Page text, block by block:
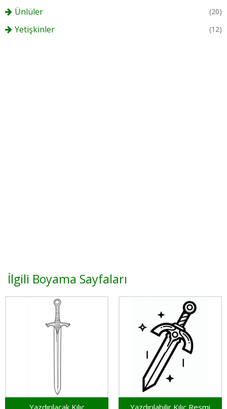
Ünlüler (20)
Yetişkinler (12)
İlgili Boyama Sayfaları
Yazdırılacak Kılıç Yazdırılabilir Kılıç Resmi